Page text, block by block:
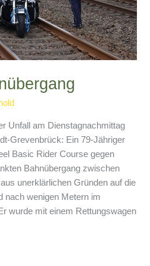
Unfall am Dienstagnachmittag
Grevenbrück: Ein 79-Jähriger
Basic Rider Course gegen
Bahnübergang zwischen
unerklärlichen Gründen auf die
nach wenigen Metern im
wurde mit einem Rettungswagen